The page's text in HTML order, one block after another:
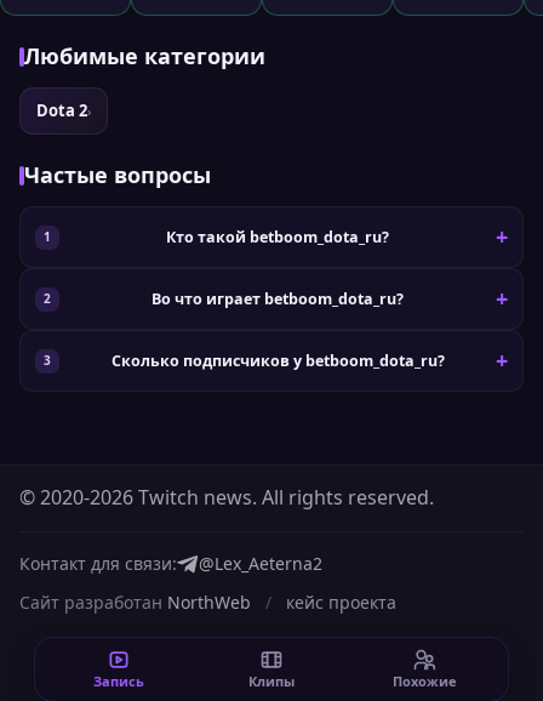
Запись Клипы Похожие
Любимые категории
Dota 2›
Частые вопросы
Кто такой betboom_dota_ru?
Во что играет betboom_dota_ru?
Сколько подписчиков у betboom_dota_ru?
© 2020-2026 Twitch news. All rights reserved.
Контакт для связи:
@Lex_Aeterna2
Сайт разработан NorthWeb / кейс проекта